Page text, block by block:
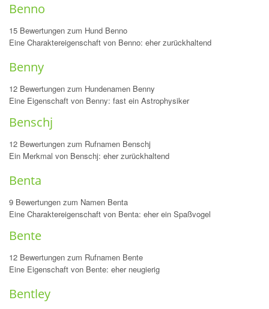
Benno
15 Bewertungen zum Hund Benno
Eine Charaktereigenschaft von Benno: eher zurückhaltend
Benny
12 Bewertungen zum Hundenamen Benny
Eine Eigenschaft von Benny: fast ein Astrophysiker
Benschj
12 Bewertungen zum Rufnamen Benschj
Ein Merkmal von Benschj: eher zurückhaltend
Benta
9 Bewertungen zum Namen Benta
Eine Charaktereigenschaft von Benta: eher ein Spaßvogel
Bente
12 Bewertungen zum Rufnamen Bente
Eine Eigenschaft von Bente: eher neugierig
Bentley